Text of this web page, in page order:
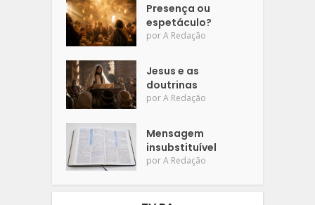
Presença ou
espetáculo?
porA Redação
Jesus e as
doutrinas
porA Redação
Mensagem
insubstituível
porA Redação